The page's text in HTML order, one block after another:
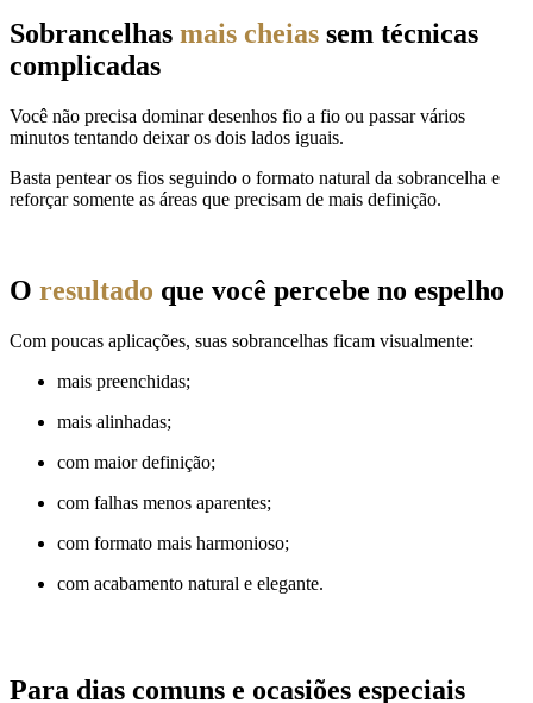
Sobrancelhas mais cheias sem técnicas
complicadas
Você não precisa dominar desenhos fio a fio ou passar vários
minutos tentando deixar os dois lados iguais.
Basta pentear os fios seguindo o formato natural da sobrancelha e
reforçar somente as áreas que precisam de mais definição.
O resultado que você percebe no espelho
Com poucas aplicações, suas sobrancelhas ficam visualmente:
mais preenchidas;
mais alinhadas;
com maior definição;
com falhas menos aparentes;
com formato mais harmonioso;
com acabamento natural e elegante.
Para dias comuns e ocasiões especiais